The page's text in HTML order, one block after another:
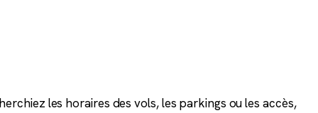
les horaires des vols, les parkings ou les accès,